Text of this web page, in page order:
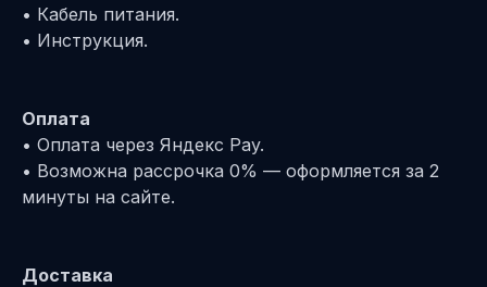
• Кабель питания.
• Инструкция.
Оплата
• Оплата через Яндекс Pay.
• Возможна рассрочка 0% — оформляется за 2
минуты на сайте.
Доставка